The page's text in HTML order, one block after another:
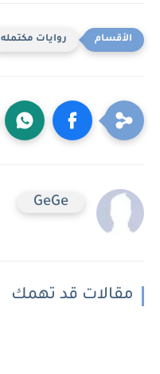
روايات مكتمله
GeGe
مقالات قد تهمك